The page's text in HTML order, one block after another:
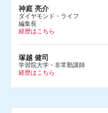
神庭 亮介
ダイヤモンド・ライフ
編集長
経歴はこちら
1983年、埼玉県生まれ。早稲
新聞社入社。文化くらし報道部
015年にダンス営業規制問題を
塚越 健司
学習院大学・非常勤講師
経歴はこちら